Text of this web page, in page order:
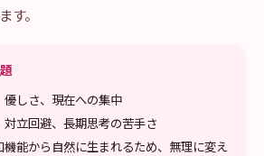
す。
優しさ、現在への集中
立回避、長期思考の苦手さ
機能から自然に生まれるため、無理に変え